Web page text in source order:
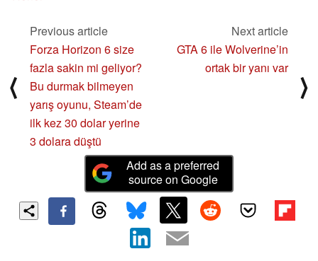
⟨
Previous article
Forza Horizon 6 size
fazla sakin mi geliyor?
Bu durmak bilmeyen
yarış oyunu, Steam’de
ilk kez 30 dolar yerine
3 dolara düştü
Next article
GTA 6 ile Wolverine’in
ortak bir yanı var
⟩
Add as a preferred
source on Google